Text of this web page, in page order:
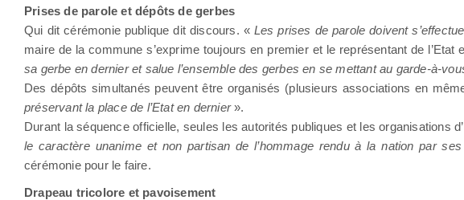
Prises de parole et dépôts de gerbes
Qui dit cérémonie publique dit discours. « Les prises de parole doivent
maire de la commune s’exprime toujours en premier et le représentant de
sa gerbe en dernier et salue l’ensemble des gerbes en se mettant au garde-à-
Des dépôts simultanés peuvent être organisés (plusieurs associations en
préservant la place de l’Etat en dernier».
Durant la séquence officielle, seules les autorités publiques et les organisations
le caractère unanime et non partisan de l’hommage rendu à la nation par
cérémonie pour le faire.
Drapeau tricolore et pavoisement